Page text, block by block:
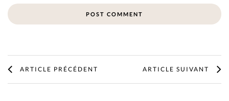
ARTICLE PRÉCÉDENT ARTICLE SUIVANT